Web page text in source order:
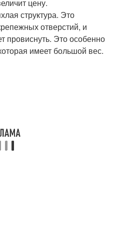
цену.
структура. Это
отверстий, и
Это особенно
имеет большой вес.